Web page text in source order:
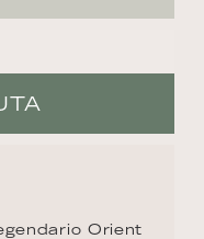
Orient